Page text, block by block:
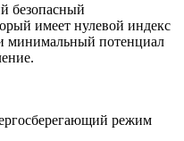
безопасный
имеет нулевой индекс
минимальный потенциал
режим